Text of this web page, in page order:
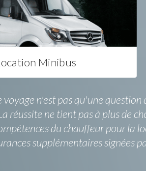
Minibus
n'est pas qu'une
ne tient pas à plus de
du chauffeur pour la
supplémentaires signées